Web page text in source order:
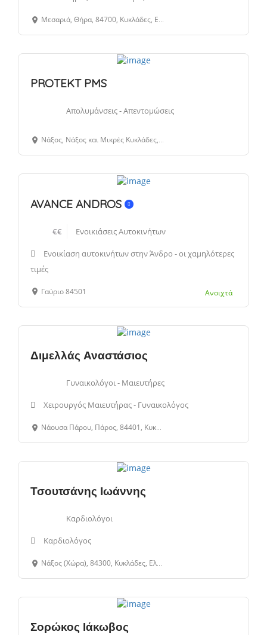
Μεσαριά, Θήρα, 84700, Κυκλάδες, Ελλάδα
PROTEKT PMS
Απολυμάνσεις - Απεντομώσεις
Νάξος, Νάξος και Μικρές Κυκλάδες, Ελλάδα
AVANCE ANDROS
€€ Ενοικιάσεις Αυτοκινήτων
Ενοικίαση αυτοκινήτων στην Άνδρο - οι χαμηλότερες
τιμές
Γαύριο 84501 Ανοιχτά
Διμελλάς Αναστάσιος
Γυναικολόγοι - Μαιευτήρες
Χειρουργός Μαιευτήρας - Γυναικολόγος
Νάουσα Πάρου, Πάρος, 84401, Κυκλάδες, Ελλάδα
Τσουτσάνης Ιωάννης
Καρδιολόγοι
Καρδιολόγος
Νάξος (Χώρα), 84300, Κυκλάδες, Ελλάδα
Σορώκος Ιάκωβος